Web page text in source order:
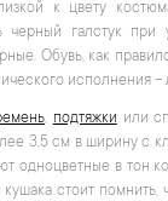
к цвету
черный галстук при
Обувь, как
исполнения –
, подтяжки или
3,5 см в ширину с
одноцветные в тон
стоит помнить,